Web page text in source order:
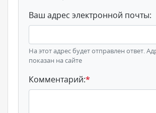
Ваш адрес электронной почты:
На этот адрес будет отправлен ответ.
показан на сайте
Комментарий:*